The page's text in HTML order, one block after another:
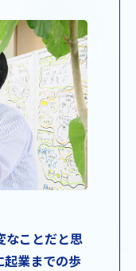
なことだと思
起業までの歩